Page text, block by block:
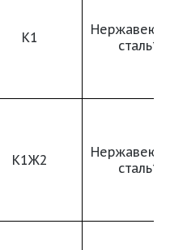
К1
сталь*
К1Ж2
сталь*